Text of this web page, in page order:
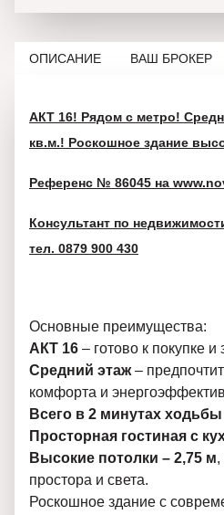
ОПИСАНИЕ ВАШ БРОКЕР
АКТ 16! Рядом с метро!
кв.м.! Роскошное здание
Референс № 86045 на
Консультант по
тел. 0879 900 430
Основные преимущества:
АКТ 16 – готово к покупке и
Средний этаж–
комфорта и
Всего в 2 минутах
Просторная гостиная с
Высокие потолки – 2,75 м
простора и света.
Роскошное здание с